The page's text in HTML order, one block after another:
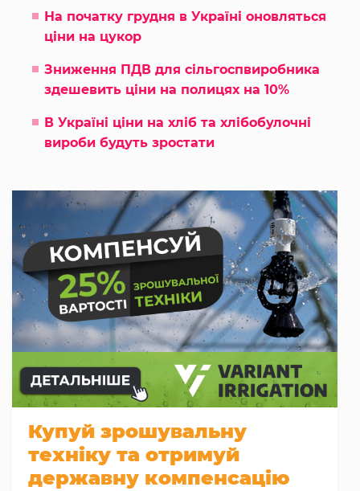
На початку грудня в Україні оновляться
ціни на цукор
Зниження ПДВ для сільгоспвиробника
здешевить ціни на полицях на 10%
В Україні ціни на хліб та хлібобулочні
вироби будуть зростати
Купуй зрошувальну
техніку та отримуй
державну компенсацію